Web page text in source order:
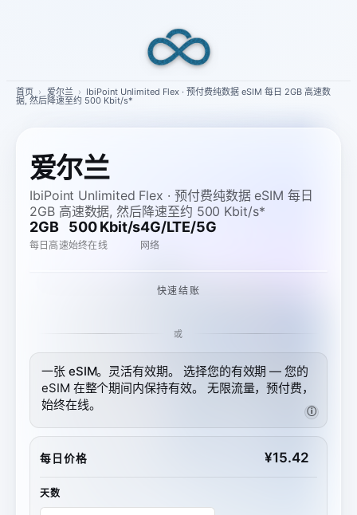
首页 › 爱尔兰 › IbiPoint Unlimited Flex · 预付费纯数据 eSIM 每日 2GB 高速数
据, 然后降速至约 500 Kbit/s*
爱尔兰
IbiPoint Unlimited Flex · 预付费纯数据 eSIM 每日
2GB 高速数据, 然后降速至约 500 Kbit/s*
2GB
每日高速
500 Kbit/s
始终在线
4G/LTE/5G
网络
快速结账
或
一张 eSIM。灵活有效期。
选择您的有效期 — 您的
eSIM 在整个期间内保持有效。 无限流量，预付费，
始终在线。
ⓘ
每日价格 ¥15.42
天数